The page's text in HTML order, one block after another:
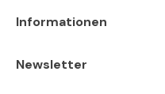
Informationen
Newsletter